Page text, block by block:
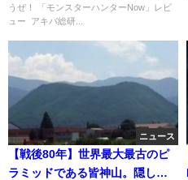
うぜ！ 「モンスターハンターNow」レビ
ュー アキバ総研...
ニュース
【戦後80年】世界最大最古のピ
ラミッドである皆神山。隠し空